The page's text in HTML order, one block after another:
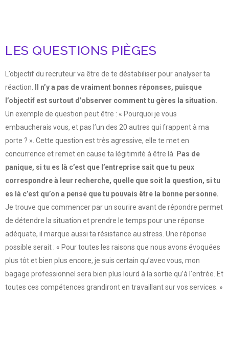
LES QUESTIONS PIÈGES
L’objectif du recruteur va être de te déstabiliser pour analyser ta
réaction.
Il n’y a pas de vraiment bonnes réponses, puisque
l’objectif est surtout d’observer comment tu gères la situation.
Un exemple de question peut être : « Pourquoi je vous
embaucherais vous, et pas l’un des 20 autres qui frappent à ma
porte ? ». Cette question est très agressive, elle te met en
concurrence et remet en cause ta légitimité à être là.
Pas de
panique, si tu es là c’est que l’entreprise sait que tu peux
correspondre à leur recherche, quelle que soit la question, si tu
es là c’est qu’on a pensé que tu pouvais être la bonne personne.
Je trouve que commencer par un sourire avant de répondre permet
de détendre la situation et prendre le temps pour une réponse
adéquate, il marque aussi ta résistance au stress. Une réponse
possible serait : « Pour toutes les raisons que nous avons évoquées
plus tôt et bien plus encore, je suis certain qu’avec vous, mon
bagage professionnel sera bien plus lourd à la sortie qu’à l’entrée. Et
toutes ces compétences grandiront en travaillant sur vos services. »